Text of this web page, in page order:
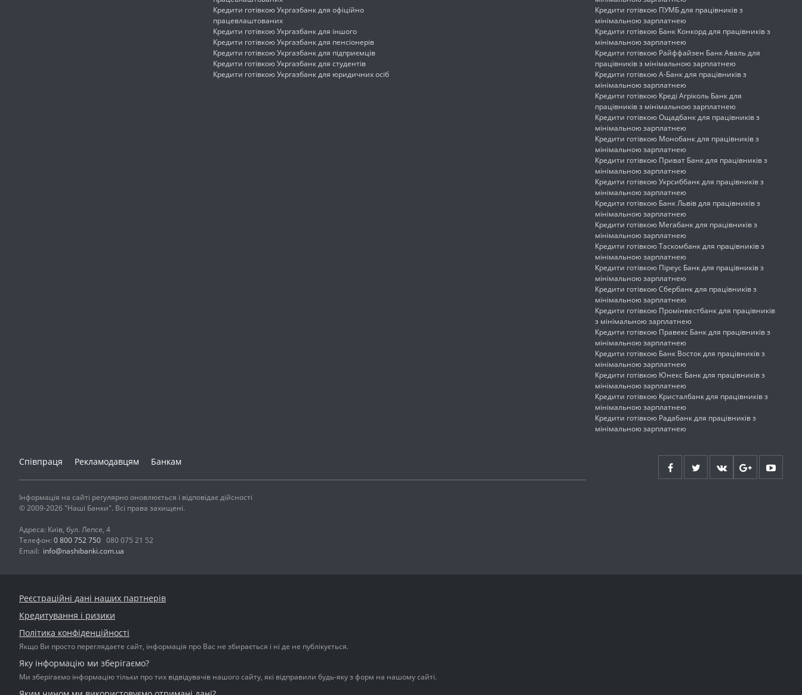
Кредити готівкою Укргазбанк для офіційно
працевлаштованих
Кредити готівкою Укргазбанк для іншого
Кредити готівкою Укргазбанк для пенсіонерів
Кредити готівкою Укргазбанк для підприємців
Кредити готівкою Укргазбанк для студентів
Кредити готівкою Укргазбанк для юридичних осіб
Кредити готівкою ПУМБ для працівників з
мінімальною зарплатнею
Кредити готівкою Банк Конкорд для працівників з
мінімальною зарплатнею
Кредити готівкою Райффайзен Банк Аваль для
працівників з мінімальною зарплатнею
Кредити готівкою А-Банк для працівників з
мінімальною зарплатнею
Кредити готівкою Креді Агріколь Банк для
працівників з мінімальною зарплатнею
Кредити готівкою Ощадбанк для працівників з
мінімальною зарплатнею
Кредити готівкою Монобанк для працівників з
мінімальною зарплатнею
Кредити готівкою Приват Банк для працівників з
мінімальною зарплатнею
Кредити готівкою Укрсиббанк для працівників з
мінімальною зарплатнею
Кредити готівкою Банк Львів для працівників з
мінімальною зарплатнею
Кредити готівкою Мегабанк для працівників з
мінімальною зарплатнею
Кредити готівкою Таскомбанк для працівників з
мінімальною зарплатнею
Кредити готівкою Піреус Банк для працівників з
мінімальною зарплатнею
Кредити готівкою Сбербанк для працівників з
мінімальною зарплатнею
Кредити готівкою Промінвестбанк для працівників
з мінімальною зарплатнею
Кредити готівкою Правекс Банк для працівників з
мінімальною зарплатнею
Кредити готівкою Банк Восток для працівників з
мінімальною зарплатнею
Кредити готівкою Юнекс Банк для працівників з
мінімальною зарплатнею
Кредити готівкою Кристалбанк для працівників з
мінімальною зарплатнею
Кредити готівкою Радабанк для працівників з
мінімальною зарплатнею
Співпраця Рекламодавцям Банкам
Інформація на сайті регулярно оновлюється і відповідає дійсності
© 2009-2026 "Наші Банки". Всі права захищені.
Адреса: Київ, бул. Лепсе, 4
Телефон: 0 800 752 750 080 075 21 52
Email: info@nashibanki.com.ua
Реєстраційні дані наших партнерів
Кредитування і ризики
Політика конфіденційності
Якщо Ви просто переглядаєте сайт, інформація про Вас не збирається і ні де не публікується.
Яку інформацію ми зберігаємо?
Ми зберігаємо інформацію тільки про тих відвідувачів нашого сайту, які відправили будь-яку з форм на нашому сайті.